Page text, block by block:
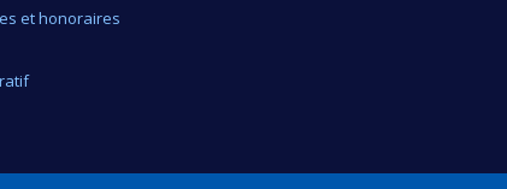
et honoraires